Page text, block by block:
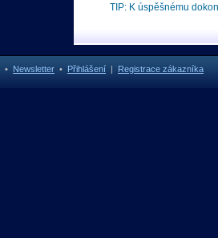
TIP: K úspěšnému
• Newsletter • Přihlášení | Registrace zákazníka